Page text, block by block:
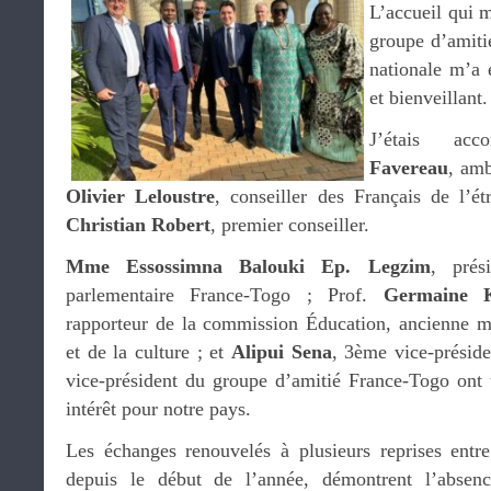
L’accueil qui
groupe
nationale m’a
et bienveillant.
J’étais
Favereau,
Olivier Leloustre, conseiller des Français de
Christian Robert, premier conseiller.
Mme Essossimna Balouki Ep. Legzim,
parlementaire France-Togo ; Prof. Germaine
rapporteur de la commission Éducation, ancienne
et de la culture ; et Alipui Sena, 3ème vice-
vice-président du groupe d’amitié France-Togo
intérêt pour notre pays.
Les échanges renouvelés à plusieurs reprises
depuis le début de l’année, démontrent